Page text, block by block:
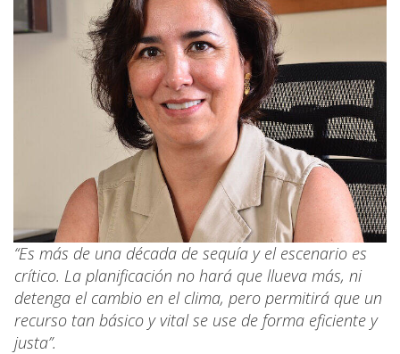
“Es más de una década de sequía y el escenario es
crítico. La planificación no hará que llueva más, ni
detenga el cambio en el clima, pero permitirá que un
recurso tan básico y vital se use de forma eficiente y
justa”.